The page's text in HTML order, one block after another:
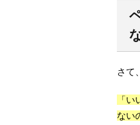
さて
「
ない